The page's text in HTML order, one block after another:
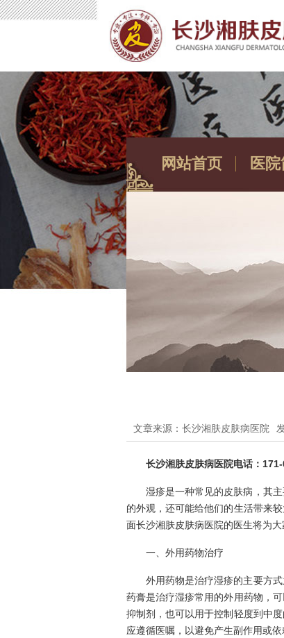
网站首页 医
文章来源：长沙湘肤皮肤病医院
长沙湘肤皮肤病医院电话：
湿疹是一种常见的皮肤病，其
的外观，还可能给他们的生活带来
面长沙湘肤皮肤病医院的医生将为
一、外用药物治疗
外用药物是治疗湿疹的主要方
药膏是治疗湿疹常用的外用药物，
抑制剂，也可以用于控制轻度到中
应遵循医嘱，以避免产生副作用或依